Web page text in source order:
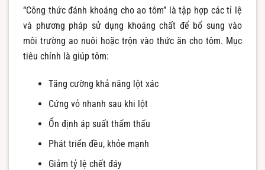
“Công thức đánh khoáng cho ao tôm” là tập hợp các tỉ lệ
và phương pháp sử dụng khoáng chất để bổ sung vào
môi trường ao nuôi hoặc trộn vào thức ăn cho tôm. Mục
tiêu chính là giúp tôm:
Tăng cường khả năng lột xác
Cứng vỏ nhanh sau khi lột
Ổn định áp suất thẩm thấu
Phát triển đều, khỏe mạnh
Giảm tỷ lệ chết đáy